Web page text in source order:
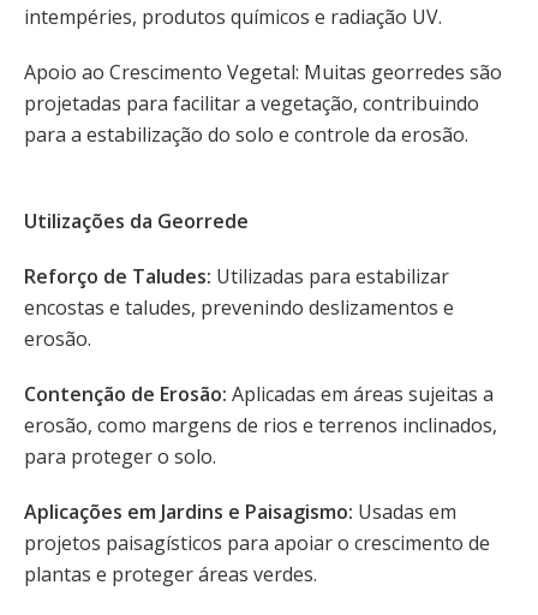
intempéries, produtos químicos e radiação UV.
Apoio ao Crescimento Vegetal: Muitas georredes são
projetadas para facilitar a vegetação, contribuindo
para a estabilização do solo e controle da erosão.
Utilizações da Georrede
Reforço de Taludes: Utilizadas para estabilizar
encostas e taludes, prevenindo deslizamentos e
erosão.
Contenção de Erosão: Aplicadas em áreas sujeitas a
erosão, como margens de rios e terrenos inclinados,
para proteger o solo.
Aplicações em Jardins e Paisagismo: Usadas em
projetos paisagísticos para apoiar o crescimento de
plantas e proteger áreas verdes.